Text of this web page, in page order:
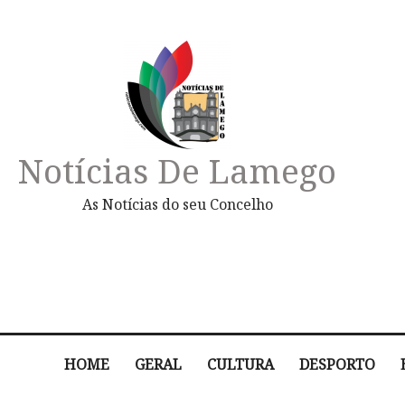
Notícias De Lamego
As Notícias do seu Concelho
HOME GERAL CULTURA DESPORTO